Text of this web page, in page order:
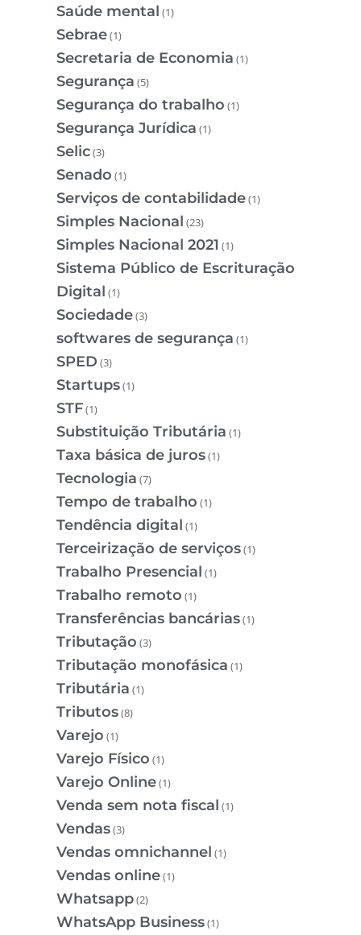
Saúde mental (1)
Sebrae(1)
Secretaria de Economia (1)
Segurança (5)
Segurança do trabalho (1)
Segurança Jurídica (1)
Selic(3)
Senado (1)
Serviços de contabilidade(1)
Simples Nacional (23)
Simples Nacional 2021 (1)
Sistema Público de Escrituração
Digital (1)
Sociedade(3)
softwares de segurança (1)
SPED (3)
Startups(1)
STF(1)
Substituição Tributária (1)
Taxa básica de juros(1)
Tecnologia (7)
Tempo de trabalho (1)
Tendência digital (1)
Terceirização de serviços(1)
Trabalho Presencial (1)
Trabalho remoto (1)
Transferências bancárias(1)
Tributação (3)
Tributação monofásica (1)
Tributária (1)
Tributos(8)
Varejo (1)
Varejo Físico (1)
Varejo Online(1)
Venda sem nota fiscal (1)
Vendas(3)
Vendas omnichannel (1)
Vendas online(1)
Whatsapp(2)
WhatsApp Business(1)